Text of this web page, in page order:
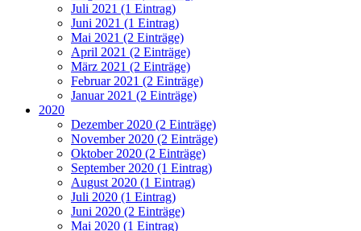
Juli 2021 (1 Eintrag)
Juni 2021 (1 Eintrag)
Mai 2021 (2 Einträge)
April 2021 (2 Einträge)
März 2021 (2 Einträge)
Februar 2021 (2 Einträge)
Januar 2021 (2 Einträge)
2020
Dezember 2020 (2 Einträge)
November 2020 (2 Einträge)
Oktober 2020 (2 Einträge)
September 2020 (1 Eintrag)
August 2020 (1 Eintrag)
Juli 2020 (1 Eintrag)
Juni 2020 (2 Einträge)
Mai 2020 (1 Eintrag)